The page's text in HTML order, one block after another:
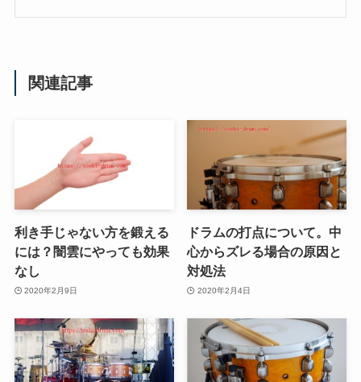
関連記事
利き手じゃない方を鍛える
には？闇雲にやっても効果
なし
2020年2月9日
ドラムの打点について。中
心からズレる場合の原因と
対処法
2020年2月4日